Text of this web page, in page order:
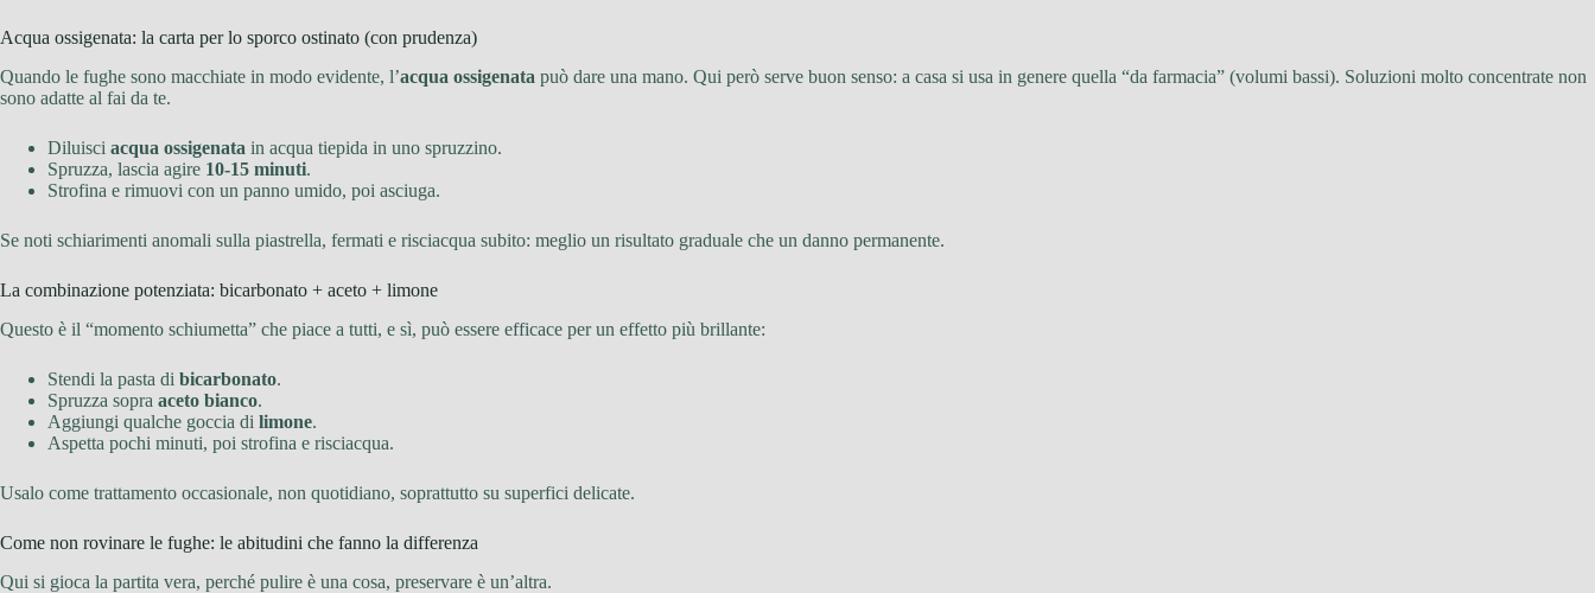
Acqua ossigenata: la carta per lo sporco ostinato (con prudenza)
Quando le fughe sono macchiate in modo evidente, l’acqua ossigenata può dare una mano. Qui però serve buon senso: a casa si usa in genere quella “da farmacia” (volumi bassi). Soluzioni molto concentrate non
sono adatte al fai da te.
Diluisci acqua ossigenata in acqua tiepida in uno spruzzino.
Spruzza, lascia agire 10-15 minuti.
Strofina e rimuovi con un panno umido, poi asciuga.
Se noti schiarimenti anomali sulla piastrella, fermati e risciacqua subito: meglio un risultato graduale che un danno permanente.
La combinazione potenziata: bicarbonato + aceto + limone
Questo è il “momento schiumetta” che piace a tutti, e sì, può essere efficace per un effetto più brillante:
Stendi la pasta di bicarbonato.
Spruzza sopra aceto bianco.
Aggiungi qualche goccia di limone.
Aspetta pochi minuti, poi strofina e risciacqua.
Usalo come trattamento occasionale, non quotidiano, soprattutto su superfici delicate.
Come non rovinare le fughe: le abitudini che fanno la differenza
Qui si gioca la partita vera, perché pulire è una cosa, preservare è un’altra.